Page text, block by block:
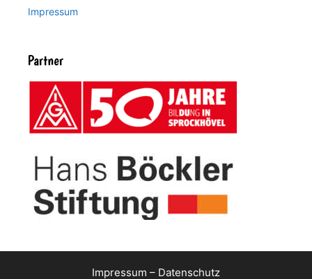
Impressum
Partner
Impressum – Datenschutz